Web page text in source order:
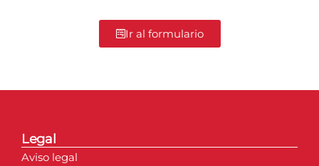
Ir al formulario
Legal
Aviso legal